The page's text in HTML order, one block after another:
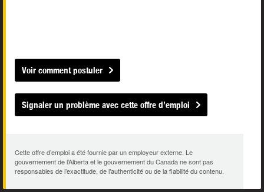
Voir comment postuler
Signaler un problème avec cette offre d’emploi
Cette offre d’emploi a été fournie par un employeur externe. Le
gouvernement de l’Alberta et le gouvernement du Canada ne sont pas
responsables de l’exactitude, de l’authenticité ou de la fiabilité du contenu.